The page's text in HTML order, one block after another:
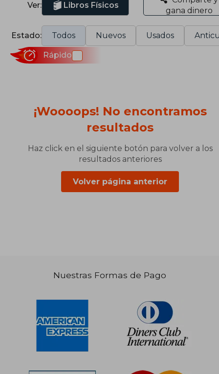
Ver: Libros Físicos
gana dinero
Estado: Todos Nuevos Usados
Rápido
¡Woooops! No encontramos
resultados
Haz click en el siguiente botón para volver a los
resultados anteriores
Volver página anterior
Nuestras Formas de Pago